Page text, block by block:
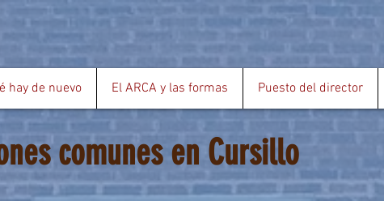
hay de nuevo El ARCA y las formas Puesto del director
comunes en Cursillo